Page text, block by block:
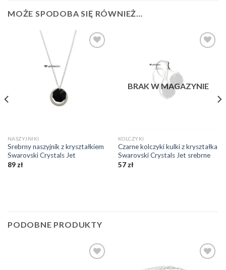
MOŻE SPODOBA SIĘ RÓWNIEŻ…
NASZYJNIKI
Srebrny naszyjnik z kryształkiem
Swarovski Crystals Jet
89 zł
BRAK W MAGAZYNIE
KOLCZYKI
Czarne kolczyki kulki z kryształka
Swarovski Crystals Jet srebrne
57 zł
PODOBNE PRODUKTY